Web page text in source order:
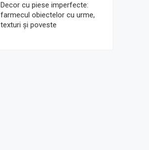
Decor cu piese imperfecte:
farmecul obiectelor cu urme,
texturi și poveste